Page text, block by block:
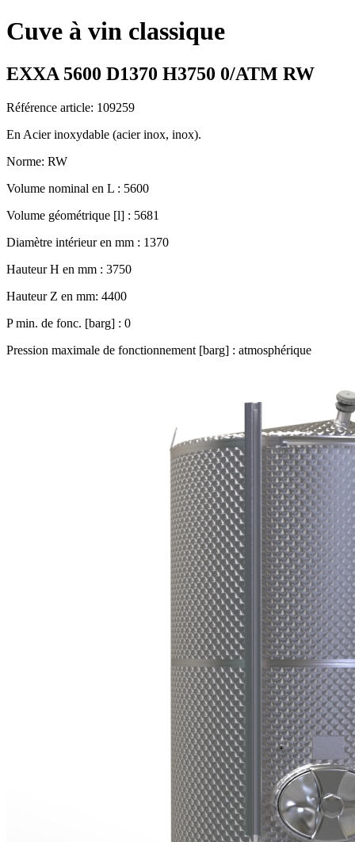
Cuve à vin classique
EXXA 5600 D1370 H3750 0/ATM RW
Référence article: 109259
En Acier inoxydable (acier inox, inox).
Norme: RW
Volume nominal en L : 5600
Volume géométrique [l] : 5681
Diamètre intérieur en mm : 1370
Hauteur H en mm : 3750
Hauteur Z en mm: 4400
P min. de fonc. [barg] : 0
Pression maximale de fonctionnement [barg] : atmosphérique